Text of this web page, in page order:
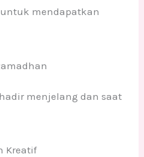
mendapatkan
menjelang dan saat
Kreatif